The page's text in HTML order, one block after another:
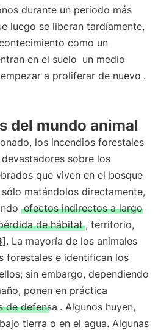
durante un periodo más
luego se liberan tardíamente,
como un
en el suelo un medio
a proliferar de nuevo .
del mundo animal
los incendios forestales
sobre los
que viven en el bosque
matándolos directamente,
efectos indirectos a largo
de hábitat , territorio,
]. La mayoría de los animales
forestales e identifican los
sin embargo, dependiendo
ponen en práctica
de defensa . Algunos huyen,
tierra o en el agua. Algunas